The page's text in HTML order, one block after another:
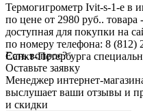
Термогигрометр Ivit-s-1-e в
по цене от 2980 руб..
доступная для покупки на
по номеру телефона: 8 (812)
Санкт-Петербурга
Есть вопрос?
Оставьте заявку
Менеджер интернет-
выслушает ваши отзывы и
и скидки